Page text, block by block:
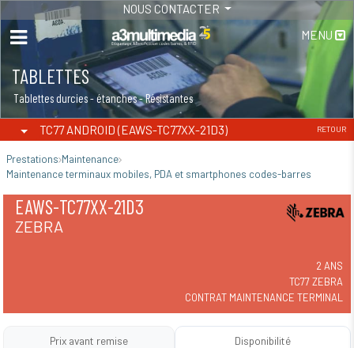
NOUS CONTACTER
MENU
TABLETTES
Tablettes durcies - étanches - Résistantes
TC77 ANDROID (EAWS-TC77XX-21D3) RETOUR
Prestations Maintenance
Maintenance terminaux mobiles, PDA et smartphones codes-barres
EAWS-TC77XX-21D3
ZEBRA
2 ANS
TC77 ZEBRA
CONTRAT MAINTENANCE TERMINAL
Prix avant remise Disponibilité